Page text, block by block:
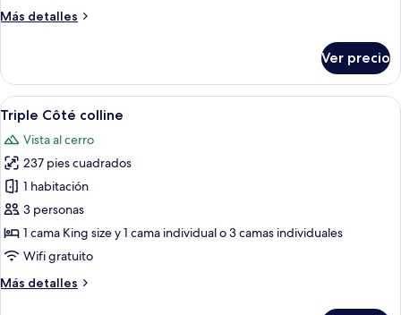
Club
Más detalles
Más
Côté
colline
Club
Ver precio
Abrir
todas
las
fotos
de
Triple
Côté
colline
Habitación de hotel con cama,
3
Triple Côté colline
Vista al cerro
237 pies cuadrados
1 habitación
3 personas
1 cama King size y 1 cama individual o 3 camas individuales
Wifi gratuito
Más detalles
Más